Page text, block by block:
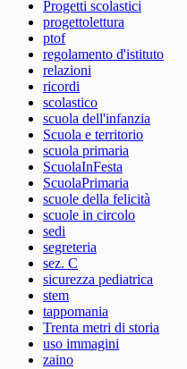
Progetti scolastici
progettolettura
ptof
regolamento d'istituto
relazioni
ricordi
scolastico
scuola dell'infanzia
Scuola e territorio
scuola primaria
ScuolaInFesta
ScuolaPrimaria
scuole della felicità
scuole in circolo
sedi
segreteria
sez. C
sicurezza pediatrica
stem
tappomania
Trenta metri di storia
uso immagini
zaino